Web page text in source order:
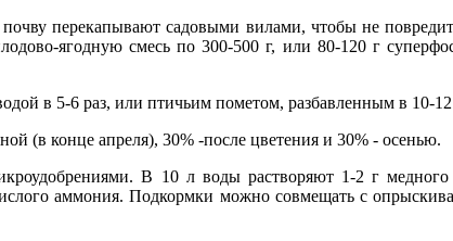
перекапывают садовыми вилами, чтобы не
ягодную смесь по 300-500 г, или 80-120 г
в 5-6 раз, или птичьим пометом, разбавленным в 10-12
(в конце апре­ля), 30% -после цветения и 30% - осенью.
В 10 л воды растворяют 1-2 г
аммония. Подкормки можно совмещать с